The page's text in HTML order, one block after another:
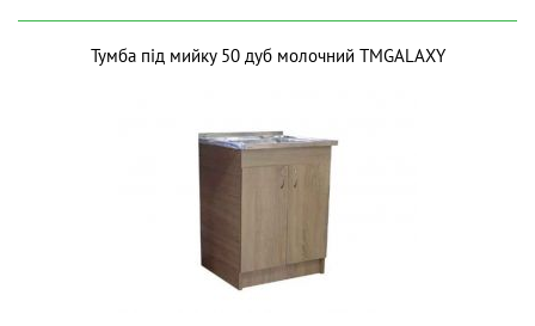
Тумба під мийку 50 дуб молочний ТМGALAXY